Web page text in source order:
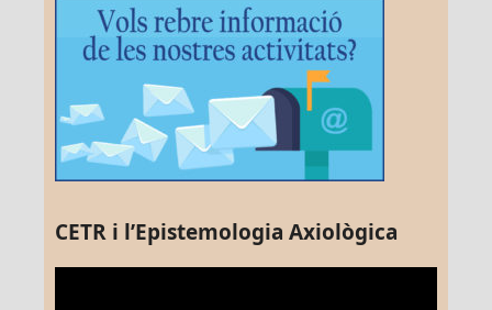
CETR i l’Epistemologia Axiològica